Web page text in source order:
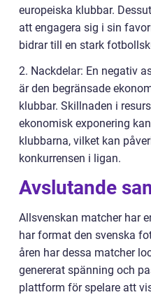
europeiska klubbar.
att engagera sig i sin
bidrar till en stark
2. Nackdelar: En negativ
är den begränsade
klubbar. Skillnaden i
ekonomisk exponering
klubbarna, vilket kan
konkurrensen i ligan.
Avslutande
Allsvenskan matcher har
har format den svenska
åren har dessa matcher
genererat spänning och
plattform för spelare att